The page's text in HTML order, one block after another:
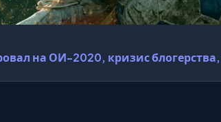
на ОИ-2020, кризис